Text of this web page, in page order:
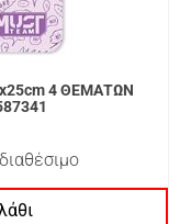
4 ΘΕΜΑΤΩΝ